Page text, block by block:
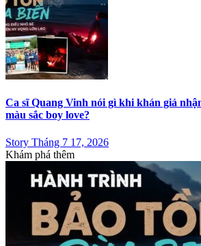
Ca sĩ Quang Vinh nói gì khi khán giả
màu sắc boy love?
Story Tháng 7 17, 2026
Khám phá thêm